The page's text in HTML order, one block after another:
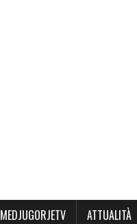
MEDJUGORJETV ATTUALITÀ